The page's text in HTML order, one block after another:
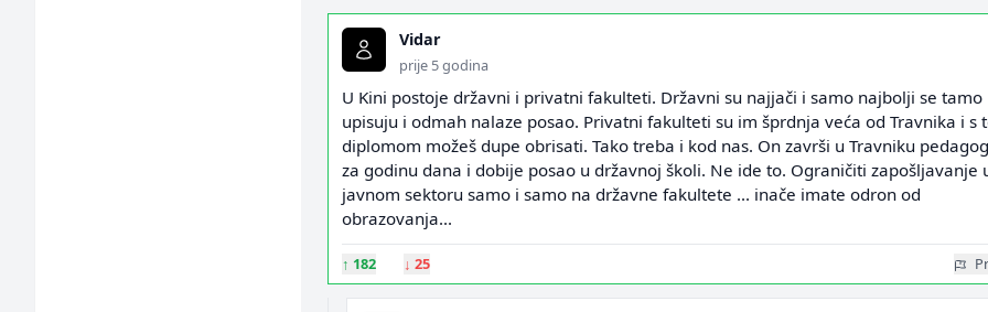
Vidar
prije 5 godina
U Kini postoje državni i privatni fakulteti. Državni su najjači i samo najbolji se tamo
upisuju i odmah nalaze posao. Privatni fakulteti su im šprdnja veća od Travnika i s
diplomom možeš dupe obrisati. Tako treba i kod nas. On završi u Travniku
za godinu dana i dobije posao u državnoj školi. Ne ide to. Ograničiti zapošljavanje
javnom sektoru samo i samo na državne fakultete ... inače imate odron od
obrazovanja...
↑ 182 ↓ 25